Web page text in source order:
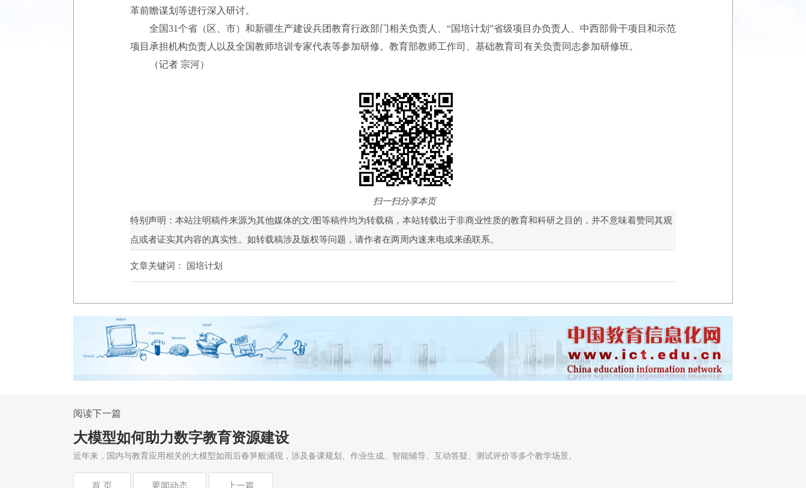
革前瞻谋划等进行深入研讨。
全国31个省（区、市）和新疆生产建设兵团教育行政部门相关负责人、“国培计划”省级项目办负责人、中西部骨干项目和示范
项目承担机构负责人以及全国教师培训专家代表等参加研修。教育部教师工作司、基础教育司有关负责同志参加研修班。
（记者 宗河）
扫一扫分享本页
特别声明：本站注明稿件来源为其他媒体的文/图等稿件均为转载稿，本站转载出于非商业性质的教育和科研之目的，并不意味着赞同其观
点或者证实其内容的真实性。如转载稿涉及版权等问题，请作者在两周内速来电或来函联系。
文章关键词： 国培计划
阅读下一篇
大模型如何助力数字教育资源建设
近年来，国内与教育应用相关的大模型如雨后春笋般涌现，涉及备课规划、作业生成、智能辅导、互动答疑、测试评价等多个教学场景。
首 页 要闻动态 上一篇